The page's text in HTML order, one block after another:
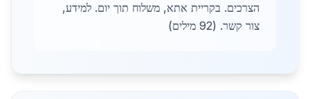
הצרכים. בקריית אתא, משלוח תוך יום. למידע,
צור קשר. (92 מילים)